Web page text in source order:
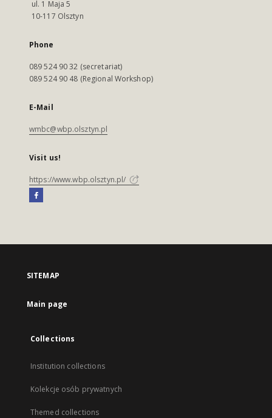
ul. 1 Maja 5
10-117 Olsztyn
Phone
089 524 90 32 (secretariat)
089 524 90 48 (Regional Workshop)
E-Mail
wmbc@wbp.olsztyn.pl
Visit us!
https://www.wbp.olsztyn.pl/
SITEMAP
Main page
Collections
Institution collections
Kolekcje osób prywatnych
Themed collections